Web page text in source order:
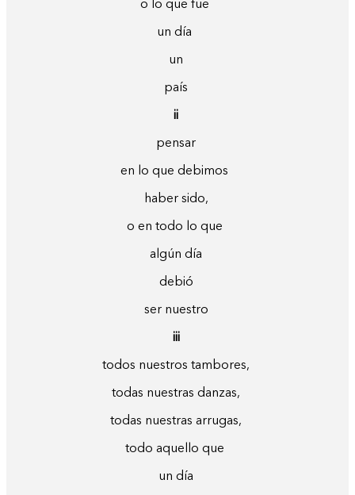
o lo que fue
un día
un
país
ii
pensar
en lo que debimos
haber sido,
o en todo lo que
algún día
debió
ser nuestro
iii
todos nuestros tambores,
todas nuestras danzas,
todas nuestras arrugas,
todo aquello que
un día